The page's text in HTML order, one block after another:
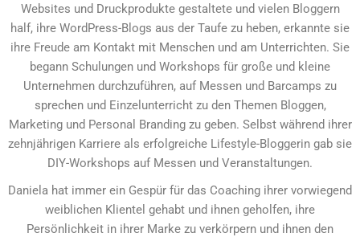
Websites und Druckprodukte gestaltete und vielen Bloggern
half, ihre WordPress-Blogs aus der Taufe zu heben, erkannte sie
ihre Freude am Kontakt mit Menschen und am Unterrichten. Sie
begann Schulungen und Workshops für große und kleine
Unternehmen durchzuführen, auf Messen und Barcamps zu
sprechen und Einzelunterricht zu den Themen Bloggen,
Marketing und Personal Branding zu geben. Selbst während ihrer
zehnjährigen Karriere als erfolgreiche Lifestyle-Bloggerin gab sie
DIY-Workshops auf Messen und Veranstaltungen.
Daniela hat immer ein Gespür für das Coaching ihrer vorwiegend
weiblichen Klientel gehabt und ihnen geholfen, ihre
Persönlichkeit in ihrer Marke zu verkörpern und ihnen den